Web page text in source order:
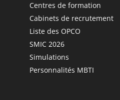
Centres de formation
Cabinets de recrutement
Liste des OPCO
SMIC 2026
Simulations
Personnalités MBTI